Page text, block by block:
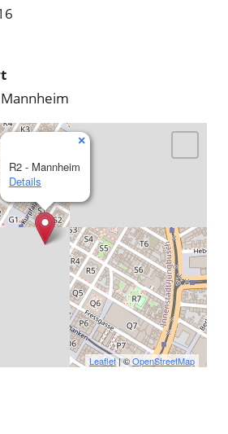
R2 - Mannheim
Details
×
Leaflet| ©OpenStreetMap